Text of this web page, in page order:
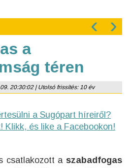
‹ ›
a
téren
20:30:02 | Utolsó frissítés: 10 év
a Sugópart híreiről?
Klikk, és like a Facebookon!
csatlakozott aszabadfogas